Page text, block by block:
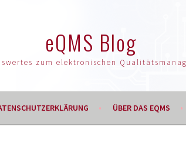
eQMS Blog
zum elektronischen
ÜBER DAS EQMS